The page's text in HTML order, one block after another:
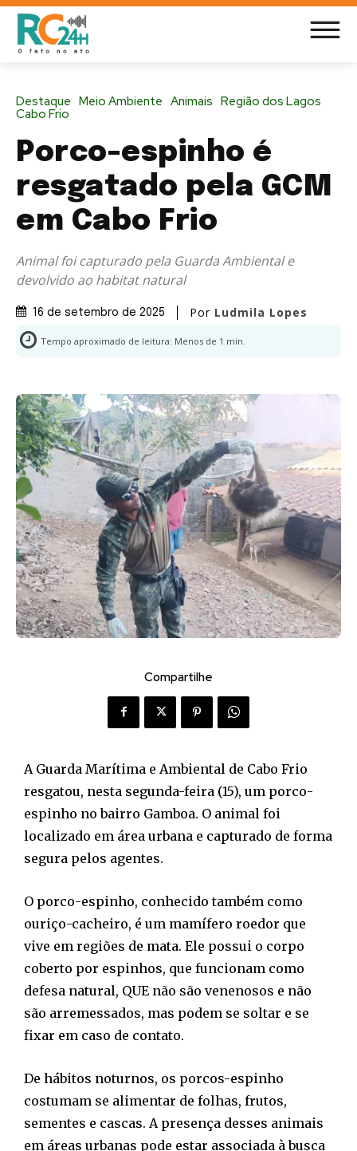
Destaque Meio Ambiente Animais Região dos Lagos
Cabo Frio
Porco-espinho é
resgatado pela GCM
em Cabo Frio
Animal foi capturado pela Guarda Ambiental e
devolvido ao habitat natural
16 de setembro de 2025 Por Ludmila Lopes
Tempo aproximado de leitura: Menos de 1 min.
Compartilhe
A Guarda Marítima e Ambiental de Cabo Frio
resgatou, nesta segunda-feira (15), um porco-
espinho no bairro Gamboa. O animal foi
localizado em área urbana e capturado de forma
segura pelos agentes.
O porco-espinho, conhecido também como
ouriço-cacheiro, é um mamífero roedor que
vive em regiões de mata. Ele possui o corpo
coberto por espinhos, que funcionam como
defesa natural, QUE não são venenosos e não
são arremessados, mas podem se soltar e se
fixar em caso de contato.
De hábitos noturnos, os porcos-espinho
costumam se alimentar de folhas, frutos,
sementes e cascas. A presença desses animais
em áreas urbanas pode estar associada à busca